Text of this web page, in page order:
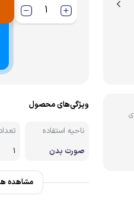
ویژگی‌های محصول
ناحیه استفاده
صورت بدن
1
مشاهده